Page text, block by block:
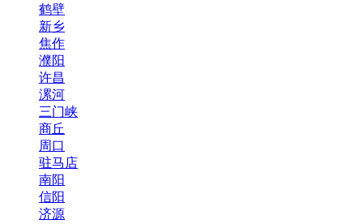
鹤壁
新乡
焦作
濮阳
许昌
漯河
三门峡
商丘
周口
驻马店
南阳
信阳
济源